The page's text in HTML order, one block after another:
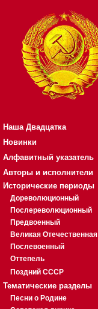
Наша Двадцатка
Новинки
Алфавитный указатель
Авторы и исполнители
Исторические периоды
Дореволюционный
Послереволюционный
Предвоенный
Великая Отечественная
Послевоенный
Оттепель
Поздний СССР
Тематические разделы
Песни о Родине